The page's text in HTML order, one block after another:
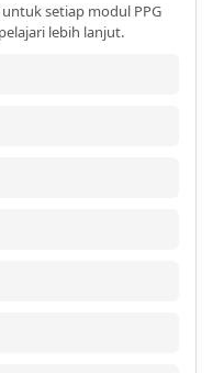
setiap modul PPG
lebih lanjut.